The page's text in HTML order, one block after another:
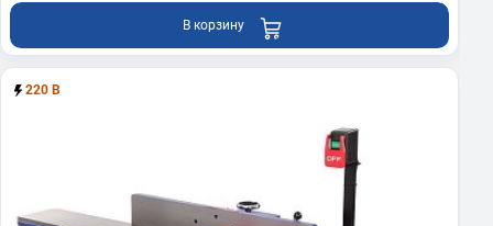
В корзину
220 В